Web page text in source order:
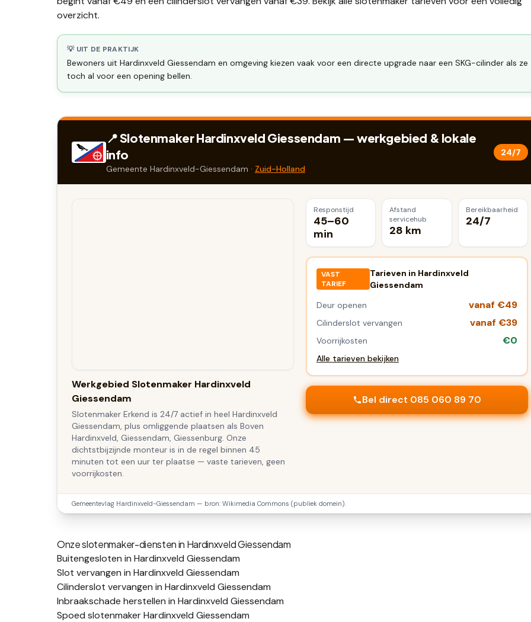
overzicht.
💡 UIT DE PRAKTIJK
Bewoners uit Hardinxveld Giessendam en omgeving kiezen vaak voor een directe upgrade naar een SKG-cilinder als ze
toch al voor een opening bellen.
📍 SlotenmakerHardinxveld Giessendam — werkgebied & lokale
info
Gemeente Hardinxveld-Giessendam · Zuid-Holland
24/7
Werkgebied Slotenmaker Hardinxveld
Giessendam
Slotenmaker Erkend is 24/7 actief in heel Hardinxveld
Giessendam, plus omliggende plaatsen als Boven
Hardinxveld, Giessendam, Giessenburg. Onze
dichtstbijzijnde monteur is in de regel binnen 45
minuten tot een uur ter plaatse — vaste tarieven, geen
voorrijkosten.
Responstijd
45–60
min
Afstand
servicehub
28 km
Bereikbaarheid
24/7
VAST
TARIEF
Tarieven in Hardinxveld
Giessendam
Deur openen
vanaf €49
Cilinderslot vervangen vanaf €39
Voorrijkosten €0
Alle tarieven bekijken
Bel direct 085 060 89 70
Gemeentevlag Hardinxveld-Giessendam — bron: Wikimedia Commons (publiek domein).
Onze slotenmaker-diensten in Hardinxveld Giessendam
Buitengesloten in Hardinxveld Giessendam
Slot vervangen in Hardinxveld Giessendam
Cilinderslot vervangen in Hardinxveld Giessendam
Inbraakschade herstellen in Hardinxveld Giessendam
Spoed slotenmaker Hardinxveld Giessendam